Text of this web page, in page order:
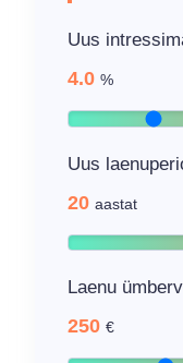
Uus
4.0 %
Uus
20 aastat
Laenu
250 €